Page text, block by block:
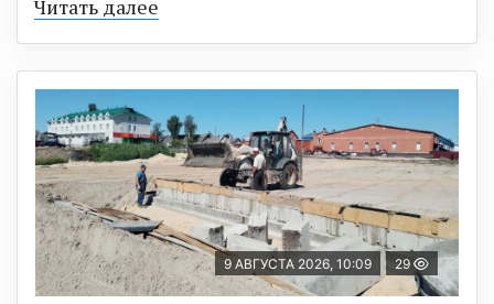
Читать далее
9 АВГУСТА 2026, 10:09 29